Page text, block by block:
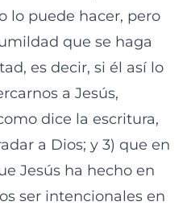
lo puede hacer, pero
que se haga
es decir, si él así lo
a Jesús,
dice la escritura,
a Dios; y 3) que en
Jesús ha hecho en
ser intencionales en